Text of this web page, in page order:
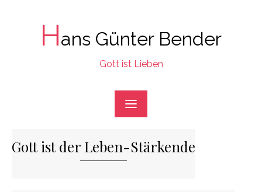
Hans Günter Bender
Gott ist Lieben
Gott ist der Leben-Stärkende